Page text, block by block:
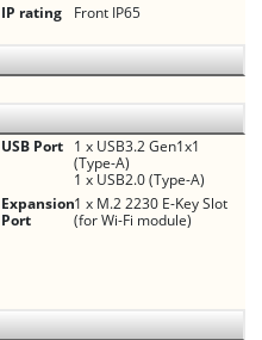
IP rating Front IP65
USB Port 1 x USB3.2 Gen1x1
(Type-A)
1 x USB2.0 (Type-A)
Expansion
Port
1 x M.2 2230 E-Key Slot
(for Wi-Fi module)